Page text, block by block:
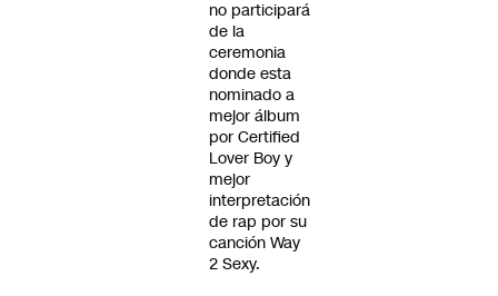
no participará
de la
ceremonia
donde esta
nominado a
mejor álbum
por Certified
Lover Boy y
mejor
interpretación
de rap por su
canción Way
2 Sexy.